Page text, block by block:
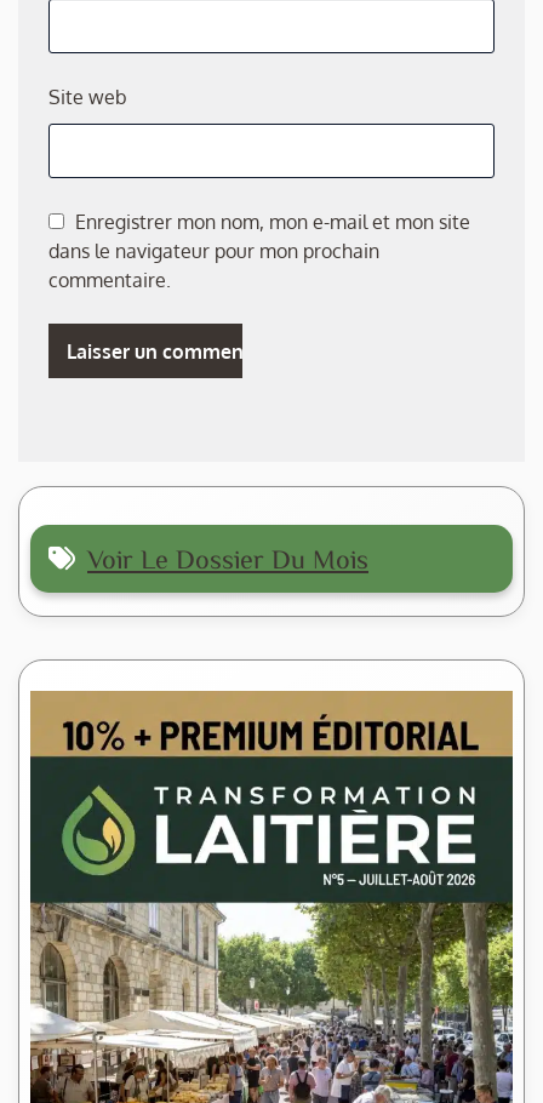
Site web
Enregistrer mon nom, mon e-mail et mon site
dans le navigateur pour mon prochain
commentaire.
Voir Le Dossier Du Mois